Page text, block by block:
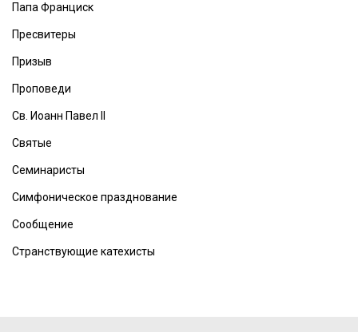
Папа Франциск
Пресвитеры
Призыв
Проповеди
Св. Иоанн Павел II
Святые
Семинаристы
Симфоническое празднование
Сообщение
Странствующие катехисты